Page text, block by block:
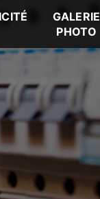
GALERIE
PHOTO